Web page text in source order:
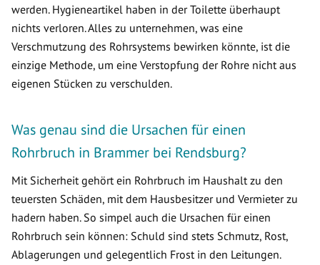
werden. Hygieneartikel haben in der Toilette überhaupt
nichts verloren. Alles zu unternehmen, was eine
Verschmutzung des Rohrsystems bewirken könnte, ist die
einzige Methode, um eine Verstopfung der Rohre nicht aus
eigenen Stücken zu verschulden.
Was genau sind die Ursachen für einen
Rohrbruch in Brammer bei Rendsburg?
Mit Sicherheit gehört ein Rohrbruch im Haushalt zu den
teuersten Schäden, mit dem Hausbesitzer und Vermieter zu
hadern haben. So simpel auch die Ursachen für einen
Rohrbruch sein können: Schuld sind stets Schmutz, Rost,
Ablagerungen und gelegentlich Frost in den Leitungen.